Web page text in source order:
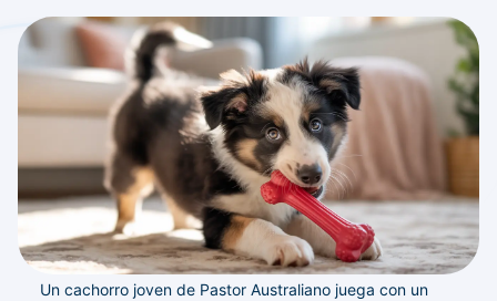
Un cachorro joven de Pastor Australiano juega con un